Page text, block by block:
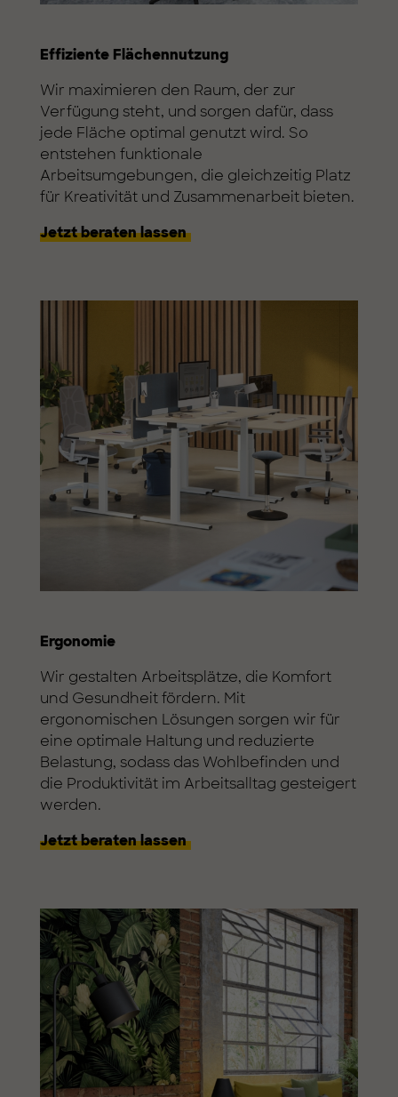
Effiziente Flächennutzung
Wir maximieren den Raum, der zur
Verfügung steht, und sorgen dafür, dass
jede Fläche optimal genutzt wird. So
entstehen funktionale
Arbeitsumgebungen, die gleichzeitig Platz
für Kreativität und Zusammenarbeit bieten.
Jetzt beraten lassen
Ergonomie
Wir gestalten Arbeitsplätze, die Komfort
und Gesundheit fördern. Mit
ergonomischen Lösungen sorgen wir für
eine optimale Haltung und reduzierte
Belastung, sodass das Wohlbefinden und
die Produktivität im Arbeitsalltag gesteigert
werden.
Jetzt beraten lassen